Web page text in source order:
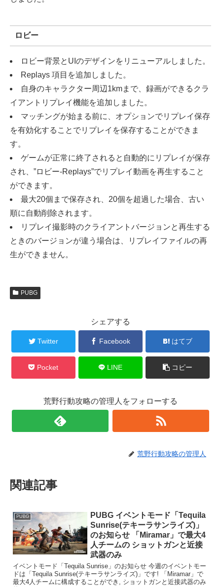
ロビー
ロビー背景とUIのデザインをリニューアルしました。
Replays 項目を追加しました。
自身のキャラクター周辺1kmまで、録画ができるクラ
イアントリプレイ機能を追加しました。
マッチングが始まる前に、オプションでリプレイ保存
を有効化することでリプレイを保存することができま
す。
ゲームが正常に終了されると自動的にリプレイが保存
され、”ロビー-Replays”でリプレイ動画を再生すること
ができます。
最大20個まで保存され、20個を超過した場合、古い
順に自動削除されます。
リプレイ撮影時のクライアントバージョンと再生する
ときのバージョンが違う場合は、リプレイファイルの再
生ができません。
PUBG
シェアする
Twitter Facebook はてブ
Pocket LINE コピー
荒野行動攻略の管理人をフォローする
荒野行動攻略の管理人
関連記事
PUBG
PUBG イベントモード「Tequila
Sunrise(テキーラサンライズ)」
のお知らせ 「Miramar」で最大4
人チームの ショットガンと近接
武器のみ
イベントモード「Tequila Sunrise」のお知らせ 今週のイベントモー
ドは「Tequila Sunrise(テキーラサンライズ)」です! 「Miramar」で
最大4人チームに構成することができ, ショットガンと近接武器のみ